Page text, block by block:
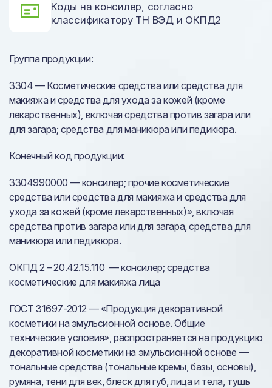
Коды на консилер, согласно
классификатору ТН ВЭД и ОКПД2
Группа продукции:
3304 — Косметические средства или средства для
макияжа и средства для ухода за кожей (кроме
лекарственных), включая средства против загара или
для загара; средства для маникюра или педикюра.
Конечный код продукции:
3304990000 — консилер; прочие косметические
средства или средства для макияжа и средства для
ухода за кожей (кроме лекарственных)», включая
средства против загара или для загара, средства для
маникюра или педикюра.
ОКПД 2 – 20.42.15.110 — консилер; средства
косметические для макияжа лица
ГОСТ 31697-2012 — «Продукция декоративной
косметики на эмульсионной основе. Общие
технические условия», распространяется на продукцию
декоративной косметики на эмульсионной основе —
тональные средства (тональные кремы, базы, основы),
румяна, тени для век, блеск для губ, лица и тела, тушь